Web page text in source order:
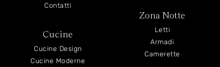
Contatti
Cucine
Cucine Design
Cucine Moderne
Zona Notte
Letti
Armadi
Camerette